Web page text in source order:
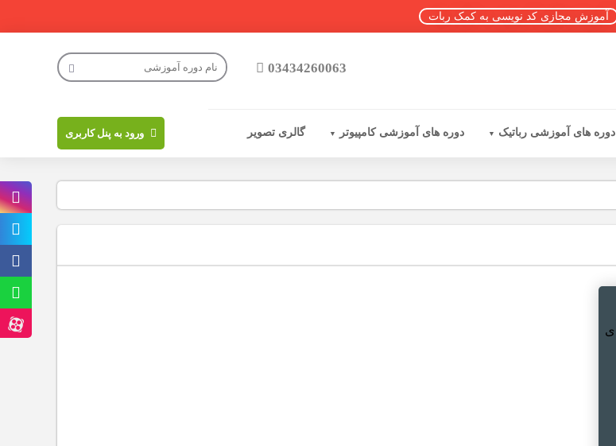
آموزش مجازی کد نویسی به کمک ربات
03434260063
دوره های آموزشی رباتیک دوره های آموزشی کامپیوتر گالری تصویر ورود به پنل کاربری